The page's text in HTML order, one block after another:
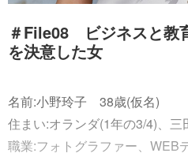
＃File08 ビジネスと教
を決意した女
名前:小野玲子 38歳(仮名)
住まい:オランダ(1年の3/4)、三
職業:フォトグラファー、WEB